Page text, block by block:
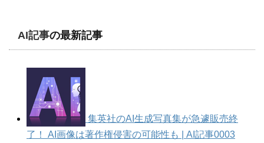
AI記事の最新記事
集英社のAI生成写真集が急遽販売終
了！ AI画像は著作権侵害の可能性も | AI記事0003